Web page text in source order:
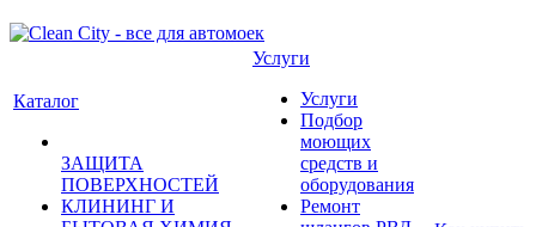
Каталог
ЗАЩИТА
ПОВЕРХНОСТЕЙ
КЛИНИНГ И
Услуги
Услуги
Подбор
моющих
средств и
оборудования
Ремонт